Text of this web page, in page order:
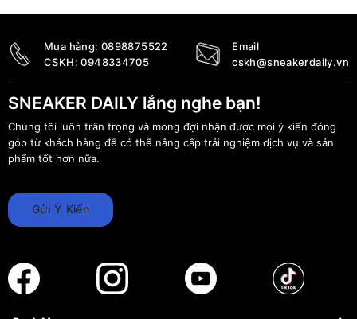
Mua hàng: 0898875522
CSKH:0948334705
Email
cskh@sneakerdaily.vn
SNEAKER DAILY lắng nghe bạn!
Chúng tôi luôn trân trọng và mong đợi nhận được mọi ý kiến đóng
góp từ khách hàng để có thể nâng cấp trải nghiệm dịch vụ và sản
phẩm tốt hơn nữa.
Gửi Ý Kiến